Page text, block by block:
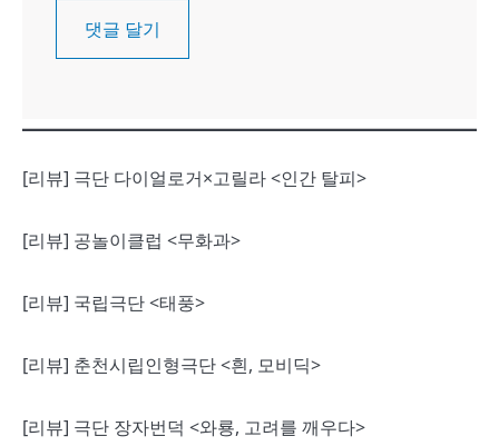
[리뷰] 극단 다이얼로거×고릴라 <인간 탈피>
[리뷰] 공놀이클럽 <무화과>
[리뷰] 국립극단 <태풍>
[리뷰] 춘천시립인형극단 <흰, 모비딕>
[리뷰] 극단 장자번덕 <와룡, 고려를 깨우다>